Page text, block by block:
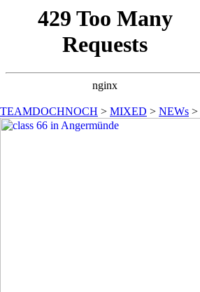
TEAMDOCHNOCH > MIXED > NEWs >